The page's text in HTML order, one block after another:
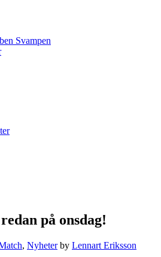
Svampen
på onsdag!
, Nyheter by Lennart Eriksson